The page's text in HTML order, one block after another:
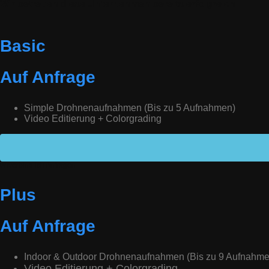
Basic
Auf Anfrage
Simple Drohnenaufnahmen (Bis zu 5 Aufnahmen)
Video Editierung + Colorgrading
Plus
Auf Anfrage
Indoor & Outdoor Drohnenaufnahmen (Bis zu 9